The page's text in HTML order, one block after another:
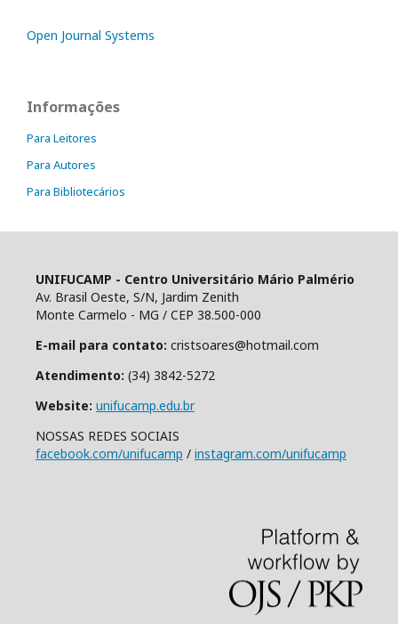
Open Journal Systems
Informações
Para Leitores
Para Autores
Para Bibliotecários
UNIFUCAMP - Centro Universitário Mário Palmério
Av. Brasil Oeste, S/N, Jardim Zenith
Monte Carmelo - MG / CEP 38.500-000
E-mail para contato: cristsoares@hotmail.com
Atendimento: (34) 3842-5272
Website: unifucamp.edu.br
NOSSAS REDES SOCIAIS
facebook.com/unifucamp / instagram.com/unifucamp